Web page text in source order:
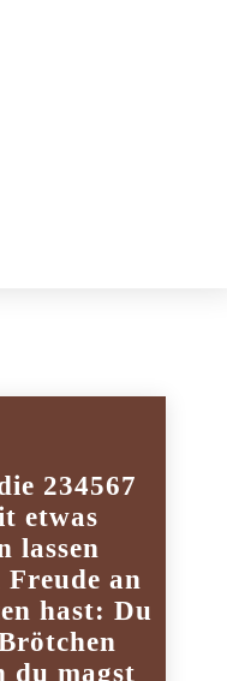
234567
etwas
lassen
an
hast: Du
du magst